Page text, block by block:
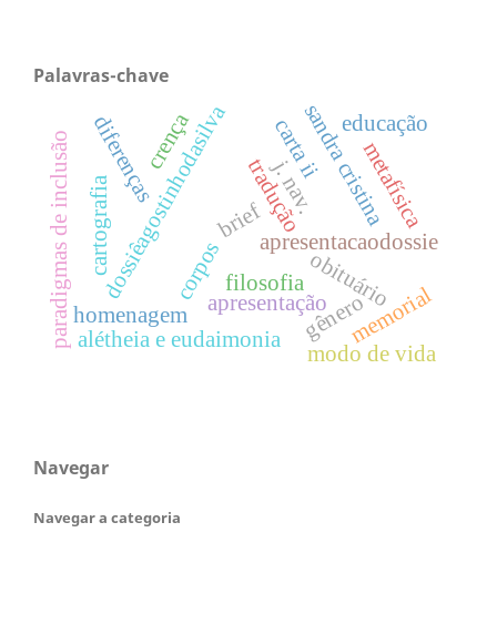
Palavras-chave
apresentação
dossiêagostinhodasilva apresentacaodossie
tradução
brief
j. nav.
carta iisandra cristina
obituário
homenagem memorial
diferenças
corpos
paradigmas de inclusão alétheia e eudaimonia
filosofia
metafísica
modo de vida
educação
crença
cartografia
gênero
Navegar
Navegar a categoria